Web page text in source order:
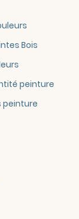
Bois
peinture